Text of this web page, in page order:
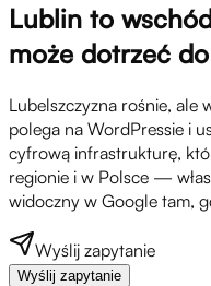
Lublin to
może dotrzeć
Lubelszczyzna rośnie, ale
polega na WordPressie i
cyfrową infrastrukturę,
regionie i w Polsce —
widoczny w Google tam,
Wyślij zapytanie
Wyślij zapytanie